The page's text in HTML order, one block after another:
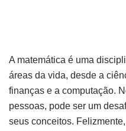
A matemática é uma
áreas da vida, desde a
finanças e a computação.
pessoas, pode ser um
seus conceitos.